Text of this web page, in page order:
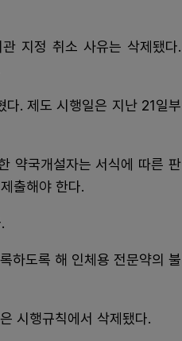
지정 취소 사유는 삭제됐다.
. 제도 시행일은 지난 21일부
약국개설자는 서식에 따른 판
출해야 한다.
하도록 해 인체용 전문약의 불
시행규칙에서 삭제됐다.